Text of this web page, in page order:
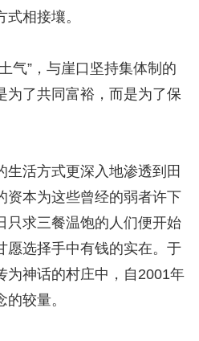
相接壤。
”，与崖口坚持集体制的
为了共同富裕，而是为了保
活方式更深入地渗透到田
资本为这些曾经的弱者许下
只求三餐温饱的人们便开始
愿选择手中有钱的实在。于
为神话的村庄中，自2001年
较量。